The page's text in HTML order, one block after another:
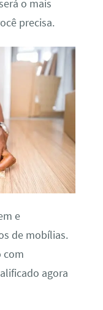
o mais
precisa.
e
de mobílias.
com
agora